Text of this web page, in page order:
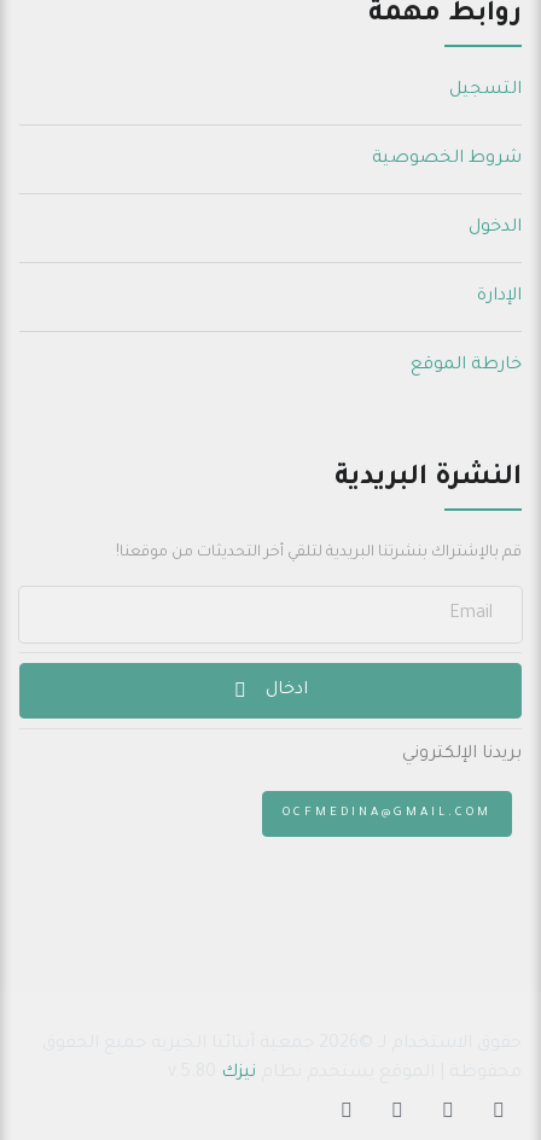
روابط مهمة
التسجيل
شروط الخصوصية
الدخول
الإدارة
خارطة الموقع
النشرة البريدية
قم بالإشتراك بنشرتنا البريدية لتلقي أخر التحديثات من موقعنا!
ادخال
بريدنا الإلكتروني
OCFMEDINA@GMAIL.COM
نيزك